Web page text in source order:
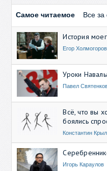
Самое читаемое Все за
История
Егор Холмогоров
Уроки
Павел
Всё, что вы
боялись
Константин
Игорь Караулов